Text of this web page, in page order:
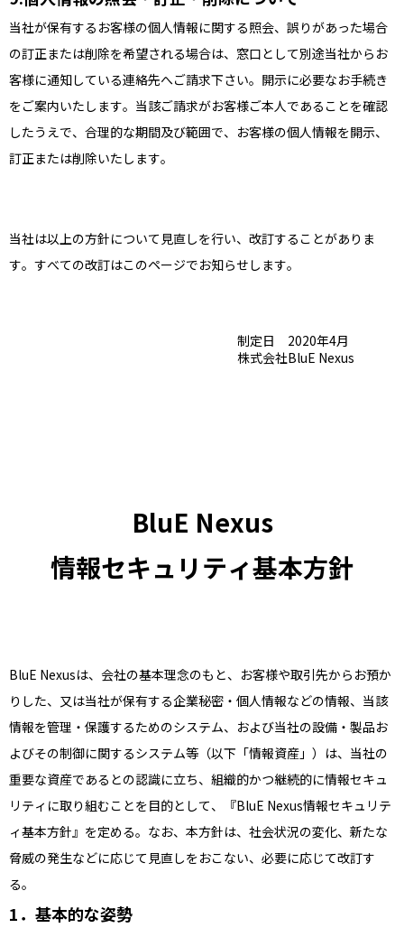
当社が保有するお客様の個人情報に関する照会、誤りがあった場合
の訂正または削除を希望される場合は、窓口として別途当社からお
客様に通知している連絡先へご請求下さい。開示に必要なお手続き
をご案内いたします。当該ご請求がお客様ご本人であることを確認
したうえで、合理的な期間及び範囲で、お客様の個人情報を開示、
訂正または削除いたします。
当社は以上の方針について見直しを行い、改訂することがありま
す。すべての改訂はこのページでお知らせします。
制定日 2020年4月
株式会社BluE Nexus
BluE Nexus
情報セキュリティ基本方針
BluE Nexusは、会社の基本理念のもと、お客様や取引先からお預か
りした、又は当社が保有する企業秘密・個人情報などの情報、当該
情報を管理・保護するためのシステム、および当社の設備・製品お
よびその制御に関するシステム等（以下「情報資産」）は、当社の
重要な資産であるとの認識に立ち、組織的かつ継続的に情報セキュ
リティに取り組むことを目的として、『BluE Nexus情報セキュリテ
ィ基本方針』を定める。なお、本方針は、社会状況の変化、新たな
脅威の発生などに応じて見直しをおこない、必要に応じて改訂す
る。
基本的な姿勢